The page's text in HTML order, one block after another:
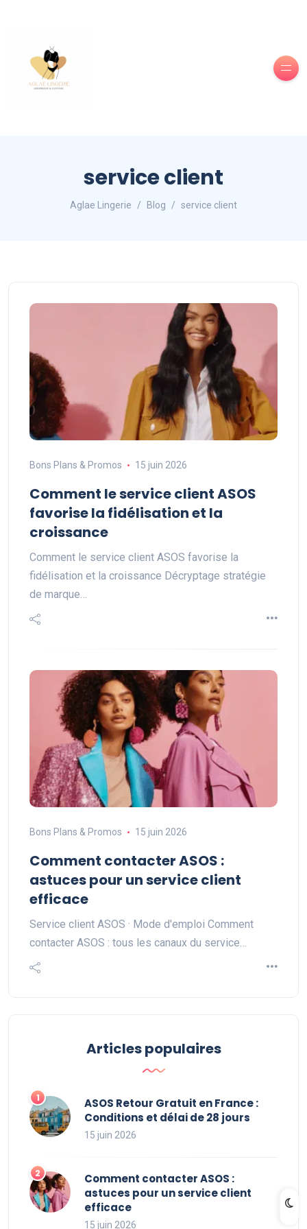
service client
Aglae Lingerie Blog service client
Bons Plans & Promos 15 juin 2026
Comment le service client ASOS
favorise la fidélisation et la
croissance
Comment le service client ASOS favorise la
fidélisation et la croissance Décryptage stratégie
de marque…
Bons Plans & Promos 15 juin 2026
Comment contacter ASOS :
astuces pour un service client
efficace
Service client ASOS · Mode d'emploi Comment
contacter ASOS : tous les canaux du service…
Articles populaires
ASOS Retour Gratuit en France :
Conditions et délai de 28 jours
15 juin 2026
Comment contacter ASOS :
astuces pour un service client
efficace
15 juin 2026